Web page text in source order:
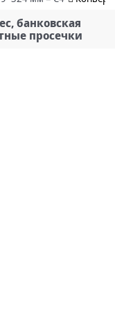
банковская
просечки